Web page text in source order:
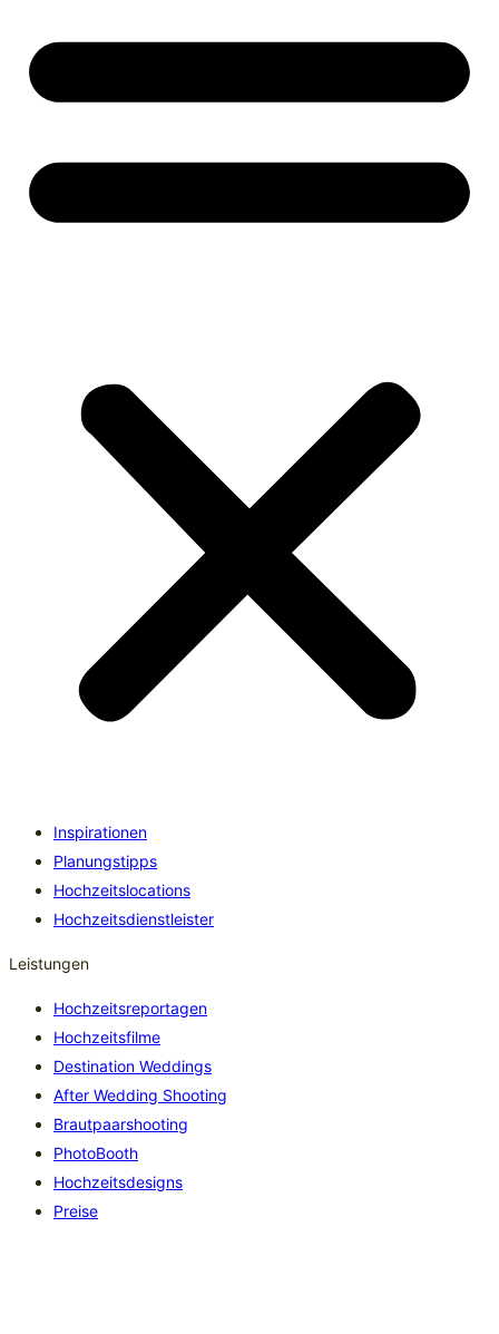
Inspirationen
Planungstipps
Hochzeitslocations
Hochzeitsdienstleister
Leistungen
Hochzeitsreportagen
Hochzeitsfilme
Destination Weddings
After Wedding Shooting
Brautpaarshooting
PhotoBooth
Hochzeitsdesigns
Preise